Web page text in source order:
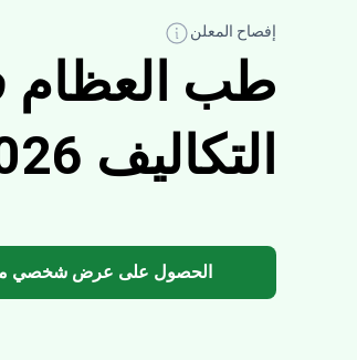
إفصاح المعلن
طب العظام
التكاليف 2026
الحصول على عرض شخصي